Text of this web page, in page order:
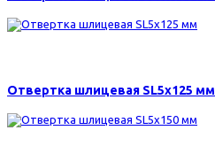
Отвертка шлицевая SL5х125 мм